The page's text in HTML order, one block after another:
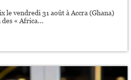
le vendredi 31 août à Accra (Ghana)
« Africa...